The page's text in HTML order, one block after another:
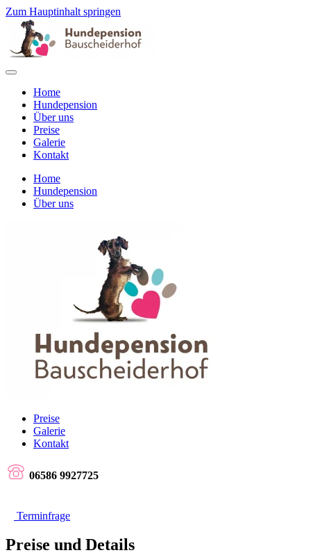
Zum Hauptinhalt springen
Home
Hundepension
Über uns
Preise
Galerie
Kontakt
Home
Hundepension
Über uns
Preise
Galerie
Kontakt
06586 9927725
Terminfrage
Preise und Details